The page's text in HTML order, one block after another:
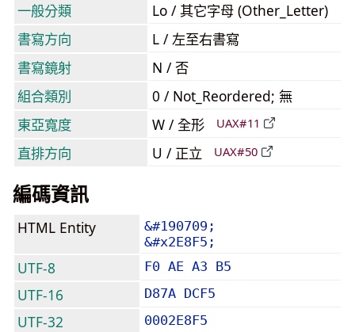
一般分類
Lo / 其它字母 (Other_Letter)
書寫方向
L / 左至右書寫
書寫鏡射
N / 否
組合類別
0 / Not_Reordered; 無
東亞寬度
W / 全形 UAX#11
直排方向 U / 正立 UAX#50
編碼資訊
HTML Entity
&#190709;
&#x2E8F5;
UTF-8 F0 AE A3 B5
UTF-16 D87A DCF5
UTF-32 0002E8F5